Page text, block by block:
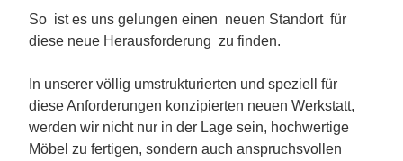
So ist es uns gelungen einen neuen Standort für
diese neue Herausforderung zu finden.
In unserer völlig umstrukturierten und speziell für
diese Anforderungen konzipierten neuen Werkstatt,
werden wir nicht nur in der Lage sein, hochwertige
Möbel zu fertigen, sondern auch anspruchsvollen